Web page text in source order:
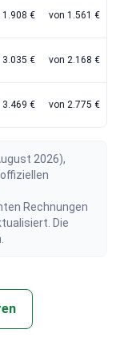
1.908 € von 1.561 €
3.035 € von 2.168 €
3.469 € von 2.775 €
2026),
Rechnungen
Die